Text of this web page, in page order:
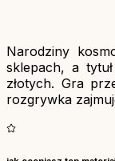
Narodziny
sklepach, a
złotych. Gra
rozgrywka